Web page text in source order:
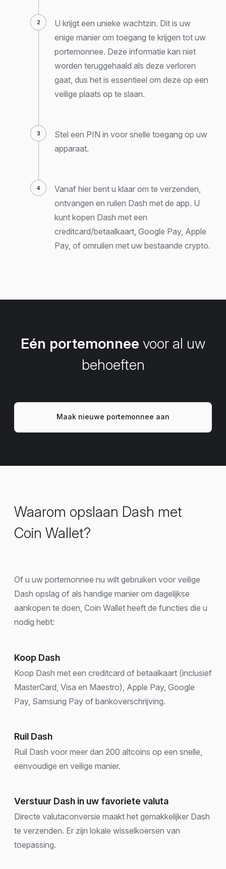
U krijgt een unieke wachtzin. Dit is uw
enige manier om toegang te krijgen tot uw
portemonnee. Deze informatie kan niet
worden teruggehaald als deze verloren
gaat, dus het is essentieel om deze op een
veilige plaats op te slaan.
Stel een PIN in voor snelle toegang op uw
apparaat.
Vanaf hier bent u klaar om te verzenden,
ontvangen en ruilen Dash met de app. U
kunt kopen Dash met een
creditcard/betaalkaart, Google Pay, Apple
Pay, of omruilen met uw bestaande crypto.
Eén portemonnee voor al uw
behoeften
Maak nieuwe portemonnee aan
Waarom opslaan Dash met
Coin Wallet?
Of u uw portemonnee nu wilt gebruiken voor veilige
Dash opslag of als handige manier om dagelijkse
aankopen te doen, Coin Wallet heeft de functies die u
nodig hebt:
Koop Dash
Koop Dash met een creditcard of betaalkaart (inclusief
MasterCard, Visa en Maestro), Apple Pay, Google
Pay, Samsung Pay of bankoverschrijving.
Ruil Dash
Ruil Dash voor meer dan 200 altcoins op een snelle,
eenvoudige en veilige manier.
Verstuur Dash in uw favoriete valuta
Directe valutaconversie maakt het gemakkelijker Dash
te verzenden. Er zijn lokale wisselkoersen van
toepassing.